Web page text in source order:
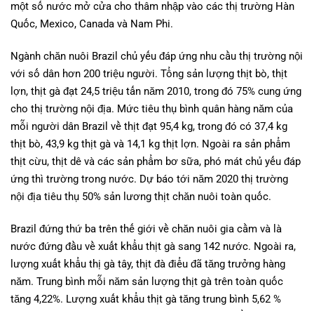
một số nước mở cửa cho thâm nhập vào các thị trường Hàn
Quốc, Mexico, Canada và Nam Phi.
Ngành chăn nuôi Brazil chủ yếu đáp ứng nhu cầu thị trường nội
với số dân hơn 200 triệu người. Tổng sản lượng thịt bò, thịt
lợn, thịt gà đạt 24,5 triệu tấn năm 2010, trong đó 75% cung ứng
cho thị trường nội địa. Mức tiêu thụ bình quân hàng năm của
mỗi người dân Brazil về thịt đạt 95,4 kg, trong đó có 37,4 kg
thịt bò, 43,9 kg thịt gà và 14,1 kg thịt lợn. Ngoài ra sản phẩm
thịt cừu, thịt dê và các sản phẩm bơ sữa, phó mát chủ yếu đáp
ứng thì trường trong nước. Dự báo tới năm 2020 thị trường
nội địa tiêu thụ 50% sản lương thịt chăn nuôi toàn quốc.
Brazil đứng thứ ba trên thế giới về chăn nuôi gia cầm và là
nước đứng đầu về xuất khẩu thịt gà sang 142 nước. Ngoài ra,
lượng xuất khẩu thị gà tây, thịt đà điểu đã tăng trưởng hàng
năm. Trung bình mỗi năm sản lượng thịt gà trên toàn quốc
tăng 4,22%. Lượng xuất khẩu thịt gà tăng trung bình 5,62 %